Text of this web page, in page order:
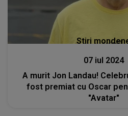
Stiri
07 iul 2024
A murit Jon Landau!
fost premiat cu Oscar
"Avatar"